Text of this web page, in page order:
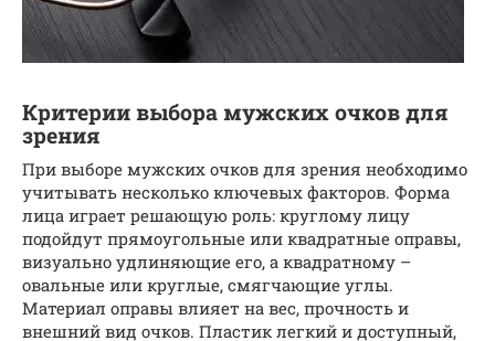
Критерии выбора мужских очков для
зрения
При выборе мужских очков для зрения необходимо
учитывать несколько ключевых факторов. Форма
лица играет решающую роль: круглому лицу
подойдут прямоугольные или квадратные оправы,
визуально удлиняющие его, а квадратному –
овальные или круглые, смягчающие углы.
Материал оправы влияет на вес, прочность и
внешний вид очков. Пластик легкий и доступный,